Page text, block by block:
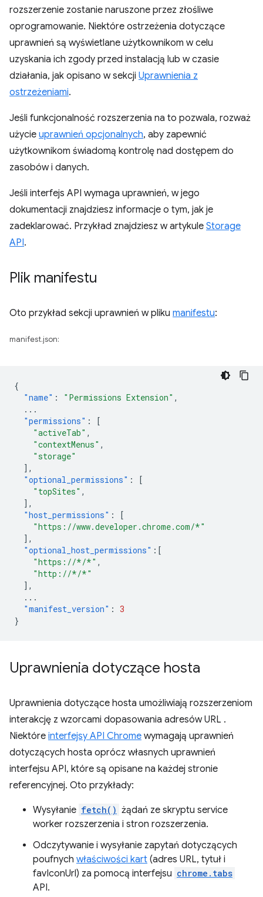
rozszerzenie zostanie naruszone przez złośliwe
oprogramowanie. Niektóre ostrzeżenia dotyczące
uprawnień są wyświetlane użytkownikom w celu
uzyskania ich zgody przed instalacją lub w czasie
działania, jak opisano w sekcji Uprawnienia z
ostrzeżeniami.
Jeśli funkcjonalność rozszerzenia na to pozwala, rozważ
użycie uprawnień opcjonalnych, aby zapewnić
użytkownikom świadomą kontrolę nad dostępem do
zasobów i danych.
Jeśli interfejs API wymaga uprawnień, w jego
dokumentacji znajdziesz informacje o tym, jak je
zadeklarować. Przykład znajdziesz w artykule Storage
API.
Plik manifestu
Oto przykład sekcji uprawnień w pliku manifestu:
manifest.json:
{
"name" : "Permissions Extension" ,
...
"permissions" :
[
"activeTab" ,
"contextMenus" ,
"storage"
],
"optional_permissions" :
[
"topSites" ,
],
"host_permissions" :
[
"https://www.developer.chrome.com/*"
],
"optional_host_permissions" :[
"https://*/*" ,
"http://*/*"
],
...
"manifest_version" : 3
}
Uprawnienia dotyczące hosta
Uprawnienia dotyczące hosta umożliwiają rozszerzeniom
interakcję z wzorcami dopasowania adresów URL .
Niektóre interfejsy API Chrome wymagają uprawnień
dotyczących hosta oprócz własnych uprawnień
interfejsu API, które są opisane na każdej stronie
referencyjnej. Oto przykłady:
Wysyłanie fetch() żądań ze skryptu service
worker rozszerzenia i stron rozszerzenia.
Odczytywanie i wysyłanie zapytań dotyczących
poufnych właściwości kart (adres URL, tytuł i
favIconUrl) za pomocą interfejsu chrome.tabs
API.